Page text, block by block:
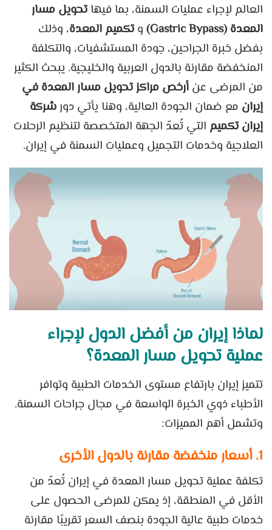
العالم لإجراء عمليات السمنة، بما فيها تحويل مسار
المعدة (Gastric Bypass)
و تكميم المعدة، وذلك
بفضل خبرة الجراحين، جودة المستشفيات، والتكلفة
المنخفضة مقارنة بالدول العربية والخليجية. يبحث الكثير
من المرضى عن أرخص مراكز تحويل مسار المعدة في
إيران مع ضمان الجودة العالية، وهنا يأتي دور شركة
إيران تکمیم التي تُعدّ الجهة المتخصصة لتنظيم الرحلات
العلاجية وخدمات التجميل وعمليات السمنة في إيران.
لماذا إيران من أفضل الدول لإجراء
عملية تحويل مسار المعدة؟
تتميز إيران بارتفاع مستوى الخدمات الطبية وتوافر
الأطباء ذوي الخبرة الواسعة في مجال جراحات السمنة.
وتشمل أهم المميزات:
1. أسعار منخفضة مقارنة بالدول الأخرى
تكلفة عملية تحويل مسار المعدة في إيران تُعدّ من
الأقل في المنطقة، إذ يمكن للمرضى الحصول على
خدمات طبية عالية الجودة بنصف السعر تقريبًا مقارنة